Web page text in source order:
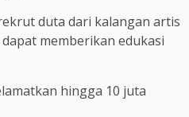
duta dari kalangan artis
memberikan edukasi
hingga 10 juta